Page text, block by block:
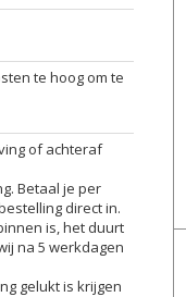
te hoog om te
of achteraf
Betaal je per
direct in.
is, het duurt
na 5 werkdagen
gelukt is krijgen